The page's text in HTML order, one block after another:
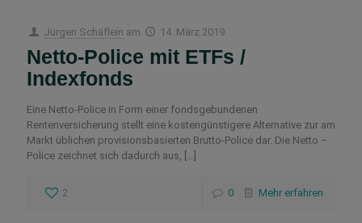
Jürgen Schäflein am 14. März 2019
Netto-Police mit ETFs /
Indexfonds
Eine Netto-Police in Form einer fondsgebundenen
Rentenversicherung stellt eine kostengünstigere Alternative zur am
Markt üblichen provisionsbasierten Brutto-Police dar. Die Netto –
Police zeichnet sich dadurch aus, […]
2 0 Mehr erfahren